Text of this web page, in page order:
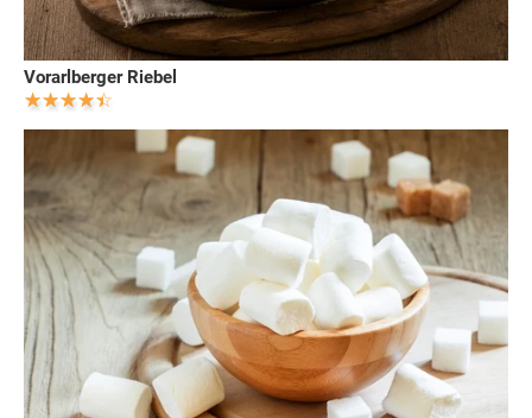
Vorarlberger Riebel